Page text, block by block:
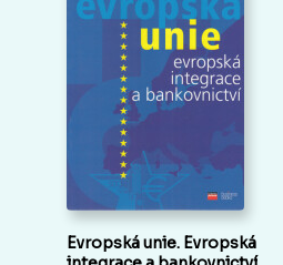
Evropská unie. Evropská